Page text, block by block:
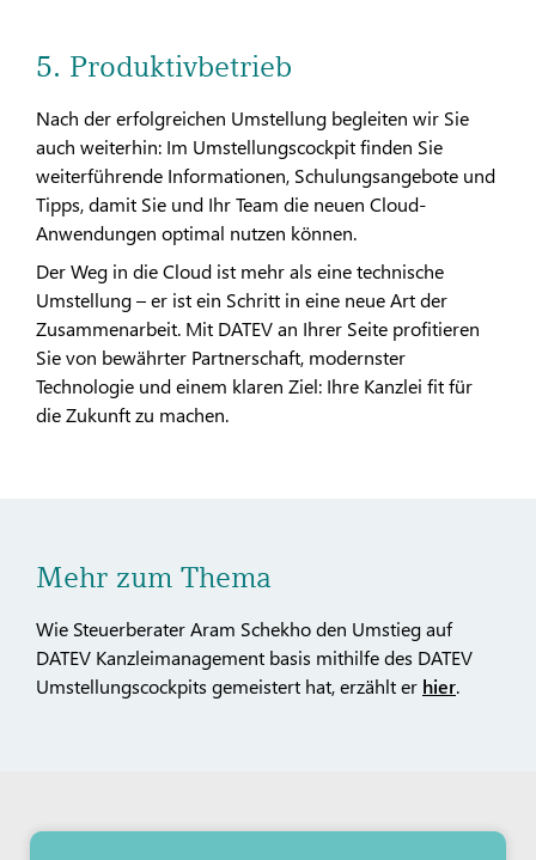
5. Produktivbetrieb
Nach der erfolgreichen Umstellung begleiten wir Sie
auch weiterhin: Im Umstellungscockpit finden Sie
weiterführende Informationen, Schulungsangebote und
Tipps, damit Sie und Ihr Team die neuen Cloud-
Anwendungen optimal nutzen können.
Der Weg in die Cloud ist mehr als eine technische
Umstellung – er ist ein Schritt in eine neue Art der
Zusammenarbeit. Mit DATEV an Ihrer Seite profitieren
Sie von bewährter Partnerschaft, modernster
Technologie und einem klaren Ziel: Ihre Kanzlei fit für
die Zukunft zu machen.
Mehr zum Thema
Wie Steuerberater Aram Schekho den Umstieg auf
DATEV Kanzleimanagement basis mithilfe des DATEV
Umstellungscockpits gemeistert hat, erzählt er hier.